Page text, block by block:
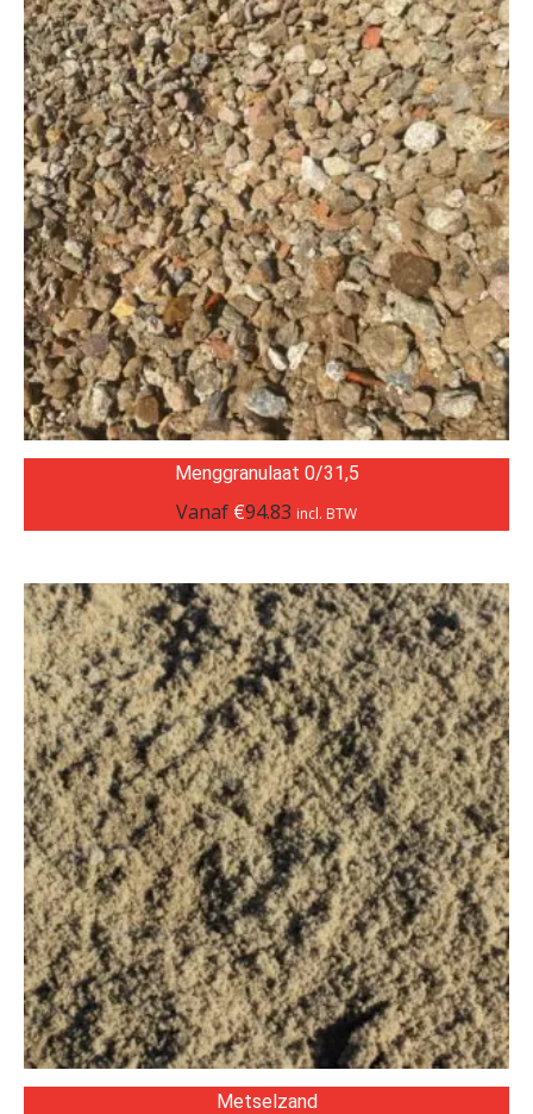
Menggranulaat 0/31,5
Vanaf €94.83 incl. BTW
Metselzand